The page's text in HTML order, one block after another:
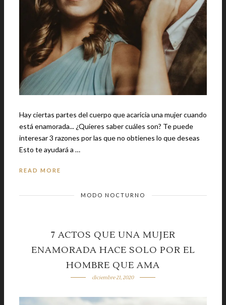
Hay ciertas partes del cuerpo que acaricia una mujer cuando
está enamorada... ¿Quieres saber cuáles son? Te puede
interesar 3 razones por las que no obtienes lo que deseas
Esto te ayudará a …
READ MORE
MODO NOCTURNO
7 ACTOS QUE UNA MUJER
ENAMORADA HACE SOLO POR EL
HOMBRE QUE AMA
diciembre 21, 2020